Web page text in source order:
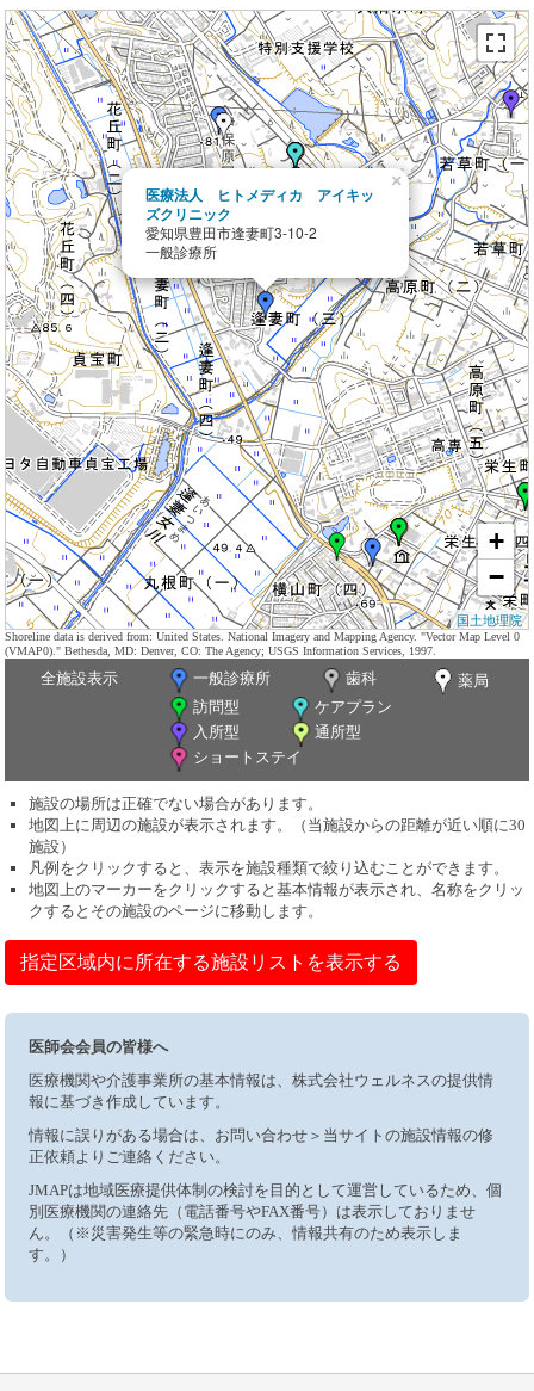
医療法人 ヒトメディカ アイキッ
ズクリニック
愛知県豊田市逢妻町3-10-2
一般診療所
×
+
−
国土地理院
Shoreline data is derived from: United States. National Imagery and Mapping Agency. "Vector Map Level 0
(VMAP0)." Bethesda, MD: Denver, CO: The Agency; USGS Information Services, 1997.
全施設表示 一般診療所 歯科
薬局
訪問型
ケアプラン
入所型
通所型
ショートステイ
施設の場所は正確でない場合があります。
地図上に周辺の施設が表示されます。（当施設からの距離が近い順に30
施設）
凡例をクリックすると、表示を施設種類で絞り込むことができます。
地図上のマーカーをクリックすると基本情報が表示され、名称をクリッ
クするとその施設のページに移動します。
指定区域内に所在する施設リストを表示する
医師会会員の皆様へ
医療機関や介護事業所の基本情報は、株式会社ウェルネスの提供情
報に基づき作成しています。
情報に誤りがある場合は、お問い合わせ＞当サイトの施設情報の修
正依頼よりご連絡ください。
JMAPは地域医療提供体制の検討を目的として運営しているため、個
別医療機関の連絡先（電話番号やFAX番号）は表示しておりませ
ん。（※災害発生等の緊急時にのみ、情報共有のため表示しま
す。）